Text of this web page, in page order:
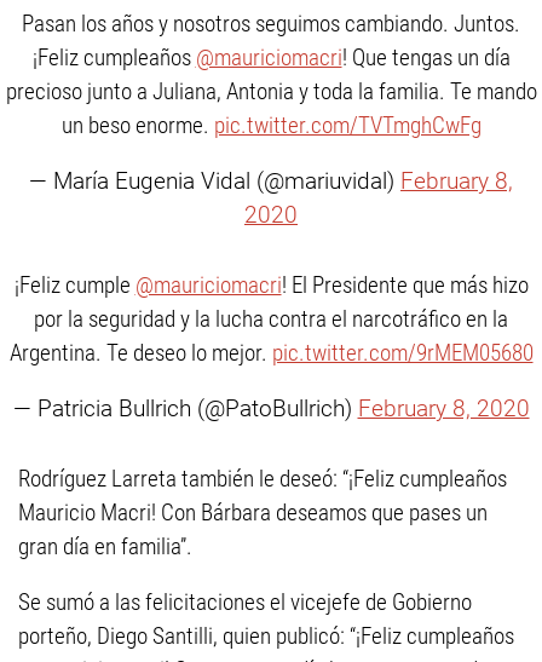
Pasan los años y nosotros seguimos cambiando. Juntos.
¡Feliz cumpleaños @mauriciomacri! Que tengas un día
precioso junto a Juliana, Antonia y toda la familia. Te mando
un beso enorme. pic.twitter.com/TVTmghCwFg
— María Eugenia Vidal (@mariuvidal) February 8,
2020
¡Feliz cumple @mauriciomacri! El Presidente que más hizo
por la seguridad y la lucha contra el narcotráfico en la
Argentina. Te deseo lo mejor. pic.twitter.com/9rMEM05680
— Patricia Bullrich (@PatoBullrich) February 8, 2020
Rodríguez Larreta también le deseó: “¡Feliz cumpleaños
Mauricio Macri! Con Bárbara deseamos que pases un
gran día en familia”.
Se sumó a las felicitaciones el vicejefe de Gobierno
porteño, Diego Santilli, quien publicó: “¡Feliz cumpleaños